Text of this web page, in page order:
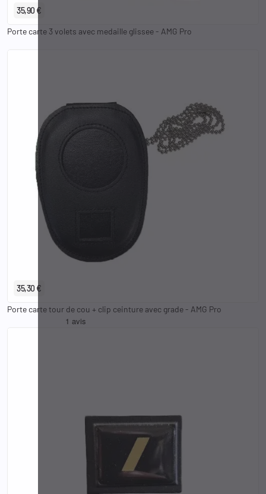
35,90 €
Porte carte 3 volets avec medaille glissee - AMG Pro
35,30 €
Porte carte tour de cou + clip ceinture avec grade - AMG Pro